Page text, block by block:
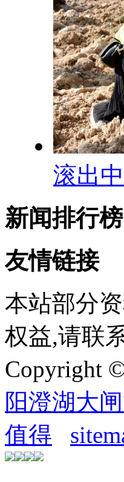
滚出
新闻排行榜
友情链接
本站部分
权益,请联
Copyright
阳澄湖大
值得